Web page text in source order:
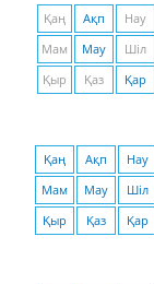
Қаң Ақп Нау
Мам
Мау Шіл
Қыр
Қаз Қар
Қаң Ақп Нау
Мам
Мау Шіл
Қыр
Қаз Қар